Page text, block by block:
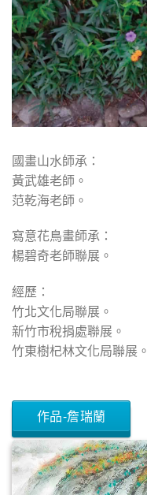
國畫山水師承：
黃武雄老師。
范乾海老師。
寫意花鳥畫師承：
楊碧奇老師聯展。
經歷：
竹北文化局聯展。
新竹市稅捐處聯展。
竹東樹杞林文化局聯展。
作品-詹瑞蘭